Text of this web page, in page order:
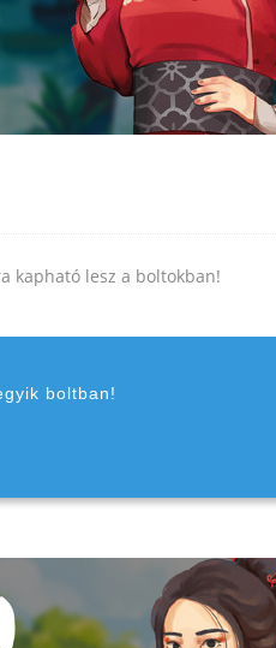
kapható lesz a boltokban!
boltban!